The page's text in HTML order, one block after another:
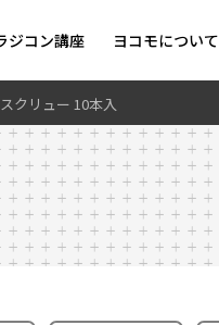
ジコン講座 ヨコモについて
クリュー 10本入